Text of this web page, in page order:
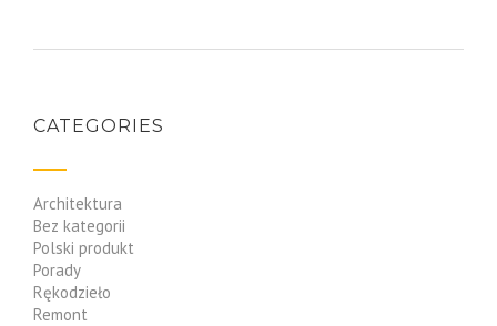
CATEGORIES
Architektura
Bez kategorii
Polski produkt
Porady
Rękodzieło
Remont